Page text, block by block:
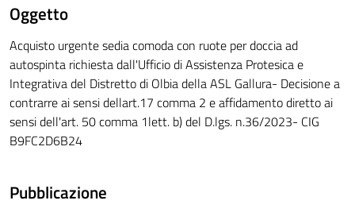
Oggetto
Acquisto urgente sedia comoda con ruote per doccia ad
autospinta richiesta dall'Ufficio di Assistenza Protesica e
Integrativa del Distretto di Olbia della ASL Gallura- Decisione a
contrarre ai sensi dellart.17 comma 2 e affidamento diretto ai
sensi dell'art. 50 comma 1lett. b) del D.lgs. n.36/2023- CIG
B9FC2D6B24
Pubblicazione